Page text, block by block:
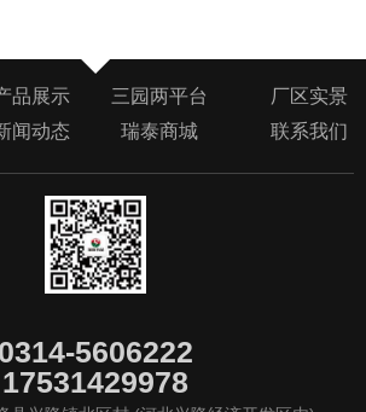
品展示 三园两平台
厂区实景
闻动态 瑞泰商城 联系我们
0314-5606222
17531429978